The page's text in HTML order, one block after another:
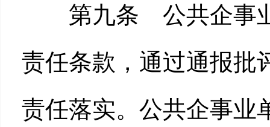
第九条 公共企事业
责任条款，通过通报批
责任落实。公共企事业